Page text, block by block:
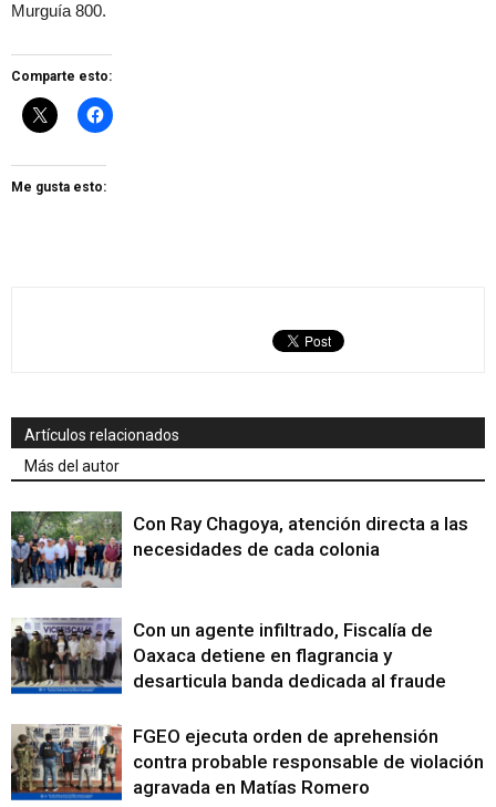
Murguía 800.
Comparte esto:
Me gusta esto:
Artículos relacionados
Más del autor
Con Ray Chagoya, atención directa a las
necesidades de cada colonia
Con un agente infiltrado, Fiscalía de
Oaxaca detiene en flagrancia y
desarticula banda dedicada al fraude
FGEO ejecuta orden de aprehensión
contra probable responsable de violación
agravada en Matías Romero